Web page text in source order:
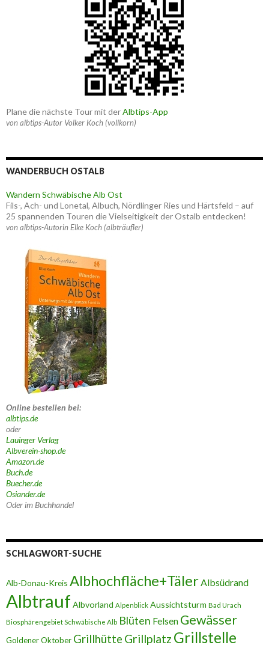
Plane die nächste Tour mit derAlbtips-App
von albtips-Autor Volker Koch (vollkorn)
WANDERBUCH OSTALB
Wandern Schwäbische Alb Ost
Fils-, Ach- und Lonetal, Albuch, Nördlinger Ries und Härtsfeld – auf
25 spannenden Touren die Vielseitigkeit der Ostalb entdecken!
von albtips-Autorin Elke Koch (albträufler)
Online bestellen bei:
albtips.de
oder
Lauinger Verlag
Albverein-shop.de
Amazon.de
Buch.de
Buecher.de
Osiander.de
Oder im Buchhandel
SCHLAGWORT-SUCHE
Alb-Donau-Kreis Albhochfläche+TälerAlbsüdrand
Albtrauf Albvorland Alpenblick Aussichtsturm Bad Urach
Biosphärengebiet Schwäbische Alb Blüten Felsen Gewässer
Goldener Oktober Grillhütte Grillplatz Grillstelle